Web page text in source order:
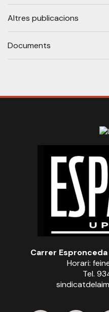
Altres publicacions
Documents
Carrer
Horari:
Tel.